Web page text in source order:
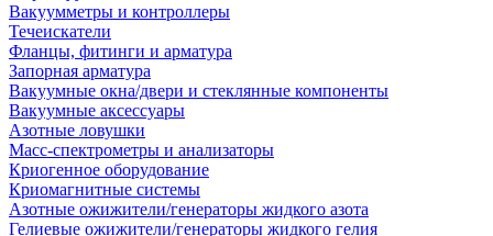
Вакуумметры и контроллеры
Течеискатели
Фланцы, фитинги и арматура
Запорная арматура
Вакуумные окна/двери и стеклянные компоненты
Вакуумные аксессуары
Азотные ловушки
Масс-спектрометры и анализаторы
Криогенное оборудование
Криомагнитные системы
Азотные ожижители/генераторы жидкого азота
Гелиевые ожижители/генераторы жидкого гелия